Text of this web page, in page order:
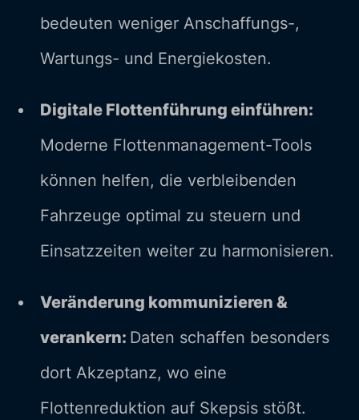
bedeuten weniger Anschaffungs-,
Wartungs- und Energiekosten.
Digitale Flottenführung einführen:
Moderne Flottenmanagement-Tools
können helfen, die verbleibenden
Fahrzeuge optimal zu steuern und
Einsatzzeiten weiter zu harmonisieren.
Veränderung kommunizieren &
verankern: Daten schaffen besonders
dort Akzeptanz, wo eine
Flottenreduktion auf Skepsis stößt.